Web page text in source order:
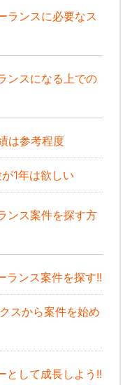
ランスに必要なス
ンスになる上での
は参考程度
1年は欲しい
ンス案件を探す方
ンス案件を探す!!
スから案件を始め
として成長しよう!!